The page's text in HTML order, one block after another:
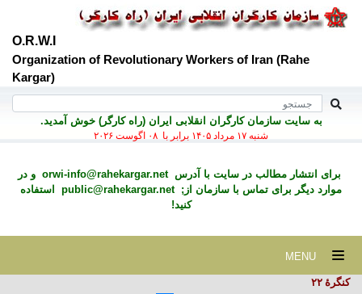
O.R.W.I
Organization of Revolutionary Workers of Iran (Rahe
Kargar)
به سايت سازمان کارگران انقلابی ايران (راه کارگر) خوش آمديد.
شنبه ۱۷ مرداد ۱۴۰۵ برابر با ۰۸ اگوست ۲۰۲۶
برای انتشار مطالب در سايت با آدرسorwi-info@rahekargar.net و در
موارد ديگر برای تماس با سازمان از;public@rahekargar.net
استفاده
کنید!
کنگرۀ ۲۲